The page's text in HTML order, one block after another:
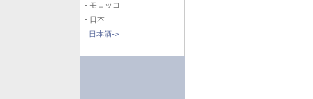
- モロッコ
- 日本
日本酒->